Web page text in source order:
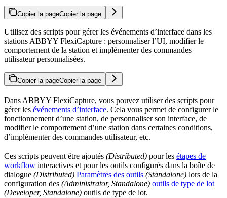
Copier la pageCopier la page
Utilisez des scripts pour gérer les événements d’interface dans les
stations ABBYY FlexiCapture : personnaliser l’UI, modifier le
comportement de la station et implémenter des commandes
utilisateur personnalisées.
Copier la pageCopier la page
Dans ABBYY FlexiCapture, vous pouvez utiliser des scripts pour
gérer les événements d’interface. Cela vous permet de configurer le
fonctionnement d’une station, de personnaliser son interface, de
modifier le comportement d’une station dans certaines conditions,
d’implémenter des commandes utilisateur, etc.
Ces scripts peuvent être ajoutés (Distributed) pour les étapes de
workflow interactives et pour les outils configurés dans la boîte de
dialogue (Distributed) Paramètres des outils (Standalone) lors de la
configuration des (Administrator, Standalone) outils de type de lot
(Developer, Standalone) outils de type de lot.